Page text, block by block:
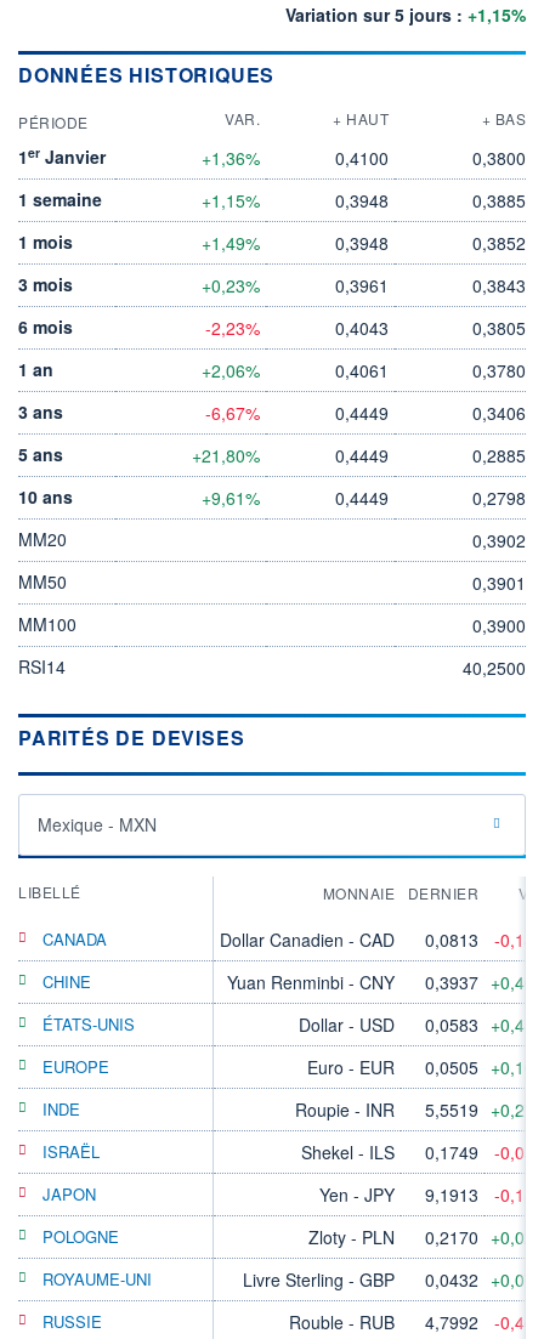
Variation sur 5 jours : +1,15%
DONNÉES HISTORIQUES
PÉRIODE VAR. + HAUT + BAS
1er Janvier +1,36% 0,4100
0,3800
1 semaine
+1,15% 0,3948
0,3885
1 mois
+1,49% 0,3948
0,3852
3 mois
+0,23% 0,3961
0,3843
6 mois
-2,23% 0,4043
0,3805
1 an
+2,06% 0,4061
0,3780
3 ans
-6,67% 0,4449
0,3406
5 ans
+21,80% 0,4449
0,2885
10 ans
+9,61% 0,4449
0,2798
MM20
0,3902
MM50
0,3901
MM100
0,3900
RSI14
40,2500
PARITÉS DE DEVISES
Mexique - MXN
LIBELLÉ MONNAIE DERNIER
CANADA Dollar Canadien - CAD 0,0813 -
CHINE Yuan Renminbi - CNY 0,3937
ÉTATS-UNIS Dollar - USD 0,0583
EUROPE Euro - EUR 0,0505
INDE Roupie - INR 5,5519
ISRAËL Shekel - ILS 0,1749 -
JAPON Yen - JPY 9,1913 -
POLOGNE Zloty - PLN 0,2170
ROYAUME-UNI Livre Sterling - GBP 0,0432
RUSSIE Rouble - RUB 4,7992 -